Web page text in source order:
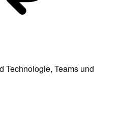
Technologie, Teams und